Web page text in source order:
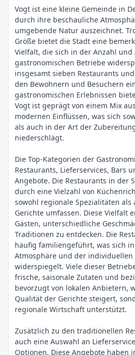
Vogt ist eine kleine Gemeinde in
durch ihre beschauliche
umgebende Natur auszeichnet.
Größe bietet die Stadt eine
Vielfalt, die sich in der Anzahl und
gastronomischen Betriebe
insgesamt sieben Restaurants
den Bewohnern und Besuchern
gastronomischen Erlebnissen
Vogt ist geprägt von einem Mix
modernen Einflüssen, was sich
als auch in der Art der
niederschlägt.
Die Top-Kategorien der
Restaurants, Lieferservices, Bars
Angebote. Die Restaurants in der
durch eine Vielzahl von
sowohl regionale Spezialitäten
Gerichte umfassen. Diese Vielfalt
Gästen, unterschiedliche
Traditionen zu entdecken. Die
häufig familiengeführt, was sich
Atmosphäre und der individuellen
widerspiegelt. Viele dieser
frische, saisonale Zutaten und
bevorzugt von lokalen Anbietern,
Qualität der Gerichte steigert,
regionale Wirtschaft unterstützt.
Zusätzlich zu den traditionellen
auch eine Auswahl an
Optionen. Diese Angebote haben